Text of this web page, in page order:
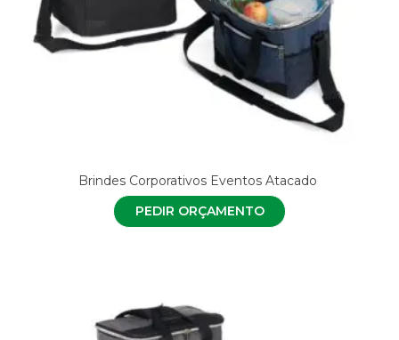
Brindes Corporativos Eventos Atacado
PEDIR ORÇAMENTO